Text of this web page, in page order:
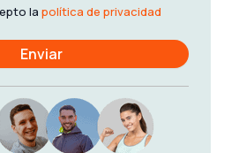
la política de privacidad